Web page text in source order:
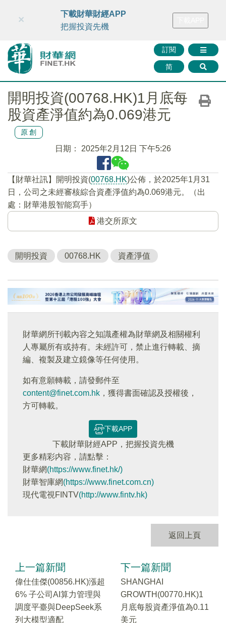
財華智庫網 FINTV FINMETA 財華證券 媒體矩陣
訂閱
简
×
下載財華財經APP
把握投資先機
開明投資(00768.HK)1月底每
股資產淨值約為0.069港元
原創
日期： 2025年2月12日 下午5:26
【財華社訊】開明投資(00768.HK)公佈，於2025年1月31
日，公司之未經審核綜合資產淨值約為0.069港元。（出
處：財華港股智能寫手）
港交所原文
開明投資 00768.HK 資產淨值
財華網所刊載內容之知識產權為財華網及相關權利
人專屬所有或持有。未經許可，禁止進行轉載、摘
編、複製及建立鏡像等任何使用。
如有意願轉載，請發郵件至
content@finet.com.hk ，獲得書面確認及授權後，
方可轉載。
下載APP
下載財華財經APP，把握投資先機
更多精彩内容，請點擊：
財華網(https://www.finet.hk/)
財華智庫網(https://www.finet.com.cn)
現代電視FINTV(http://www.fintv.hk)
返回上頁
上一篇新聞
偉仕佳傑(00856.HK)漲超
6% 子公司AI算力管理與
調度平臺與DeepSeek系
列大模型適配
下一篇新聞
SHANGHAI
GROWTH(00770.HK)1
月底每股資產淨值為0.11
美元